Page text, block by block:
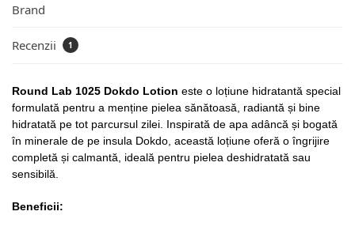
Brand
Recenzii 1
Round Lab 1025 Dokdo Lotion este o loțiune hidratantă special
formulată pentru a menține pielea sănătoasă, radiantă și bine
hidratată pe tot parcursul zilei. Inspirată de apa adâncă și bogată
în minerale de pe insula Dokdo, această loțiune oferă o îngrijire
completă și calmantă, ideală pentru pielea deshidratată sau
sensibilă.
Beneficii: